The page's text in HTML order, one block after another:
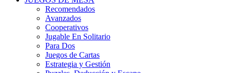
Recomendados
Avanzados
Cooperativos
Jugable En Solitario
Para Dos
Juegos de Cartas
Estrategia y Gestión